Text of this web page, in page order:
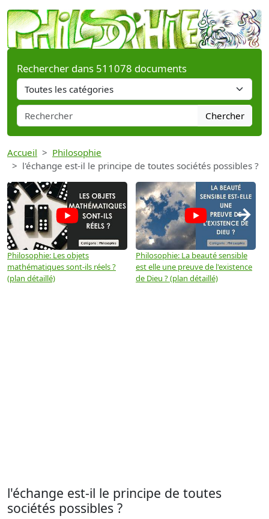
Rechercher dans 511078 documents
Chercher
Accueil
Philosophie
l'échange est-il le principe de toutes sociétés possibles ?
Philosophie: Les objets
mathématiques sont-ils réels ?
(plan détaillé)
Philosophie: La beauté sensible
est elle une preuve de l'existence
de Dieu ? (plan détaillé)
→
l'échange est-il le principe de toutes
sociétés possibles ?